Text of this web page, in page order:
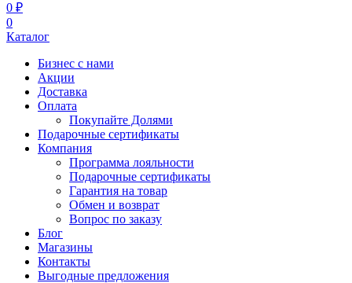
0 ₽
0
Каталог
Бизнес с нами
Акции
Доставка
Оплата
Покупайте Долями
Подарочные сертификаты
Компания
Программа лояльности
Подарочные сертификаты
Гарантия на товар
Обмен и возврат
Вопрос по заказу
Блог
Магазины
Контакты
Выгодные предложения